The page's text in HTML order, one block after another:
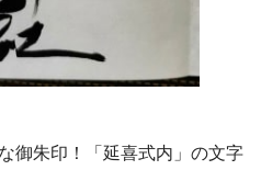
御朱印！「延喜式内」の文字